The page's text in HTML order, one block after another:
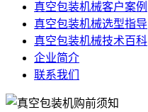
真空包装机械客户案例
真空包装机械选型指导
真空包装机械技术百科
企业简介
联系我们